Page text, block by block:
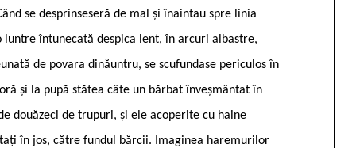
se desprinseseră de mal și înaintau spre linia
luntre întunecată despica lent, în arcuri albastre,
de povara dinăuntru, se scufundase periculos în
și la pupă stătea câte un bărbat înveșmântat în
douăzeci de trupuri, și ele acoperite cu haine
în jos, către fundul bărcii. Imaginea haremurilor